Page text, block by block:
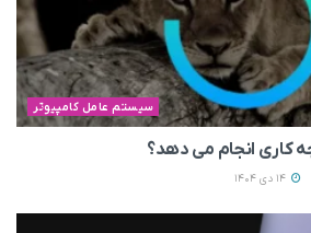
سیستم عامل کامپیوتر